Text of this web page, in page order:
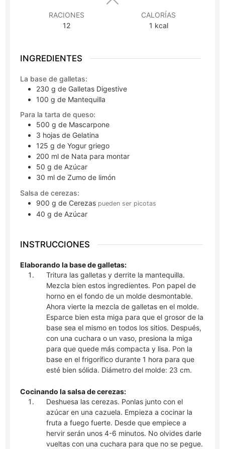
RACIONES
12
CALORÍAS
1 kcal
INGREDIENTES
La base de galletas:
230 g de Galletas Digestive
100 g de Mantequilla
Para la tarta de queso:
500 g de Mascarpone
3 hojas de Gelatina
125 g de Yogur griego
200 ml de Nata para montar
50 g de Azúcar
30 ml de Zumo de limón
Salsa de cerezas:
900 g de Cerezas pueden ser picotas
40 g de Azúcar
INSTRUCCIONES
Elaborando la base de galletas:
Tritura las galletas y derrite la mantequilla.
Mezcla bien estos ingredientes. Pon papel de
horno en el fondo de un molde desmontable.
Ahora vierte la mezcla de galletas en el molde.
Esparce bien esta miga para que el grosor de la
base sea el mismo en todos los sitios. Después,
con una cuchara o un vaso, presiona la miga
para que quede más compacta y lisa. Pon la
base en el frigorífico durante 1 hora para que
esté bien sólida. Diámetro del molde: 23 cm.
Cocinando la salsa de cerezas:
Deshuesa las cerezas. Ponlas junto con el
azúcar en una cazuela. Empieza a cocinar la
fruta a fuego fuerte. Desde que empiece a
hervir serán unos 4-6 minutos. No olvides darle
vueltas con una cuchara para que no se pegue.